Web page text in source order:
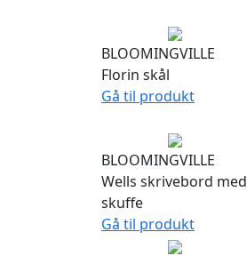
BLOOMINGVILLE
Florin skål
Gå til produkt
BLOOMINGVILLE
Wells skrivebord med
skuffe
Gå til produkt